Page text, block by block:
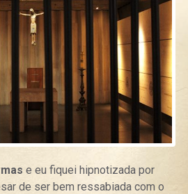
e eu fiquei hipnotizada por
de ser bem ressabiada com o